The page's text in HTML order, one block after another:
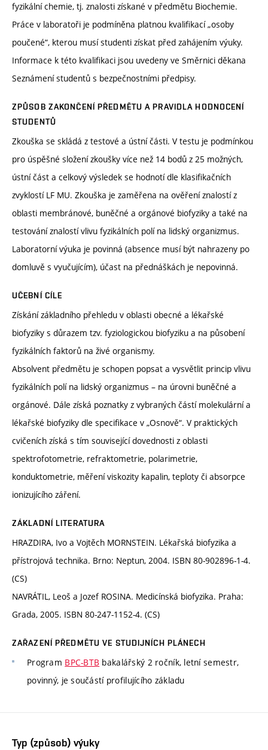
fyzikální chemie, tj. znalosti získané v předmětu Biochemie.
Práce v laboratoři je podmíněna platnou kvalifikací „osoby
poučené“, kterou musí studenti získat před zahájením výuky.
Informace k této kvalifikaci jsou uvedeny ve Směrnici děkana
Seznámení studentů s bezpečnostními předpisy.
ZPŮSOB ZAKONČENÍ PŘEDMĚTU A PRAVIDLA HODNOCENÍ
STUDENTŮ
Zkouška se skládá z testové a ústní části. V testu je podmínkou
pro úspěšné složení zkoušky více než 14 bodů z 25 možných,
ústní část a celkový výsledek se hodnotí dle klasifikačních
zvyklostí LF MU. Zkouška je zaměřena na ověření znalostí z
oblasti membránové, buněčné a orgánové biofyziky a také na
testování znalostí vlivu fyzikálních polí na lidský organizmus.
Laboratorní výuka je povinná (absence musí být nahrazeny po
domluvě s vyučujícím), účast na přednáškách je nepovinná.
UČEBNÍ CÍLE
Získání základního přehledu v oblasti obecné a lékařské
biofyziky s důrazem tzv. fyziologickou biofyziku a na působení
fyzikálních faktorů na živé organismy.
Absolvent předmětu je schopen popsat a vysvětlit princip vlivu
fyzikálních polí na lidský organizmus – na úrovni buněčné a
orgánové. Dále získá poznatky z vybraných částí molekulární a
lékařské biofyziky dle specifikace v „Osnově“. V praktických
cvičeních získá s tím související dovednosti z oblasti
spektrofotometrie, refraktometrie, polarimetrie,
konduktometrie, měření viskozity kapalin, teploty či absorpce
ionizujícího záření.
ZÁKLADNÍ LITERATURA
HRAZDIRA, Ivo a Vojtěch MORNSTEIN. Lékařská biofyzika a
přístrojová technika. Brno: Neptun, 2004. ISBN 80-902896-1-4.
(CS)
NAVRÁTIL, Leoš a Jozef ROSINA. Medicínská biofyzika. Praha:
Grada, 2005. ISBN 80-247-1152-4. (CS)
ZAŘAZENÍ PŘEDMĚTU VE STUDIJNÍCH PLÁNECH
Program BPC-BTB bakalářský 2 ročník, letní semestr,
povinný, je součástí profilujícího základu
Typ (způsob) výuky